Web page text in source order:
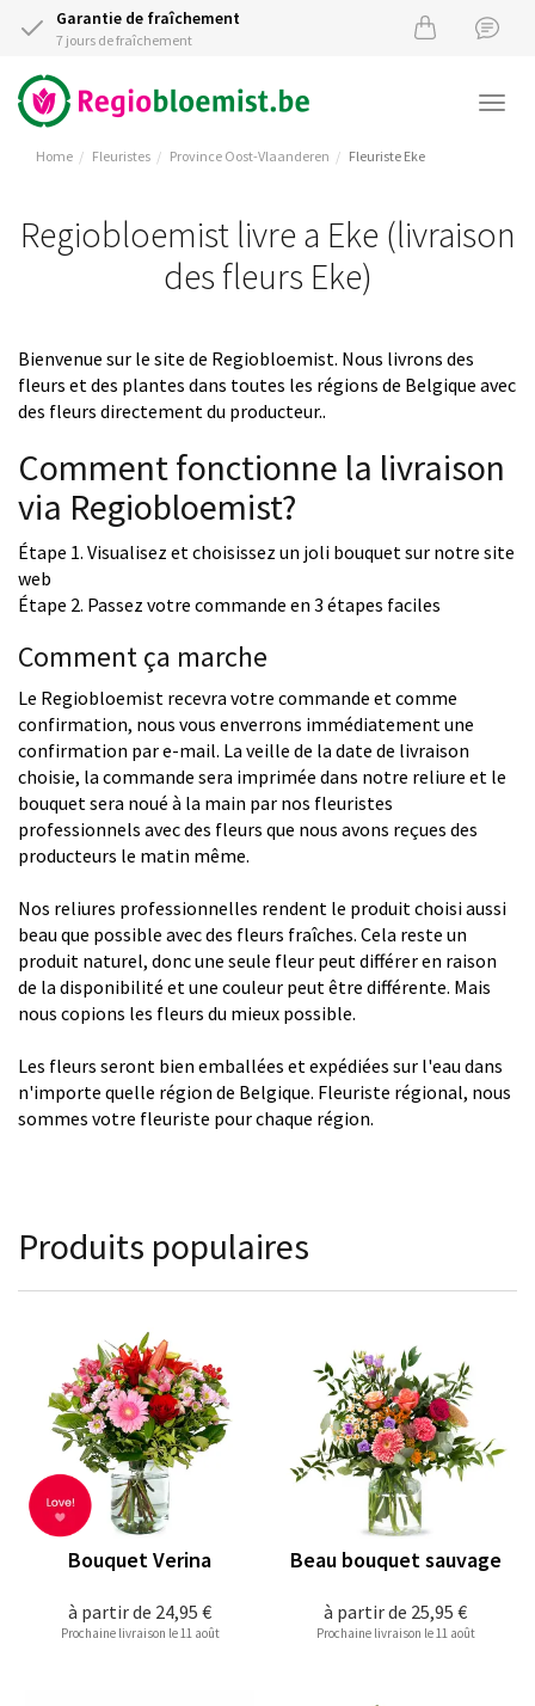
Garantie de fraîchement
7 jours de fraîchement
Home Fleuristes Province Oost-Vlaanderen Fleuriste Eke
Regiobloemist livre a Eke (livraison
des fleurs Eke)
Bienvenue sur le site de Regiobloemist. Nous livrons des
fleurs et des plantes dans toutes les régions de Belgique avec
des fleurs directement du producteur..
Comment fonctionne la livraison
via Regiobloemist?
Étape 1. Visualisez et choisissez un joli bouquet sur notre site
web
Étape 2. Passez votre commande en 3 étapes faciles
Comment ça marche
Le Regiobloemist recevra votre commande et comme
confirmation, nous vous enverrons immédiatement une
confirmation par e-mail. La veille de la date de livraison
choisie, la commande sera imprimée dans notre reliure et le
bouquet sera noué à la main par nos fleuristes
professionnels avec des fleurs que nous avons reçues des
producteurs le matin même.
Nos reliures professionnelles rendent le produit choisi aussi
beau que possible avec des fleurs fraîches. Cela reste un
produit naturel, donc une seule fleur peut différer en raison
de la disponibilité et une couleur peut être différente. Mais
nous copions les fleurs du mieux possible.
Les fleurs seront bien emballées et expédiées sur l'eau dans
n'importe quelle région de Belgique. Fleuriste régional, nous
sommes votre fleuriste pour chaque région.
Produits populaires
à partir de 24,95 €
Bouquet Verina
Prochaine livraison le 11 août
à partir de 25,95 €
Beau bouquet sauvage
Prochaine livraison le 11 août